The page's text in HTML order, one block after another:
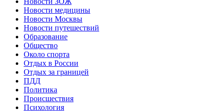
Новости медицины
Новости Москвы
Новости путешествий
Образование
Общество
Около спорта
Отдых в России
Отдых за границей
ПДД
Политика
Происшествия
Психология